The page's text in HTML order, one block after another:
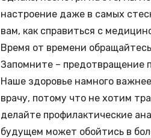
настроение даже в самых
вам, как справиться с
Время от времени
Запомните – предотвращение
Наше здоровье намного
врачу, потому что не хотим
делайте профилактические
будущем может обойтись в